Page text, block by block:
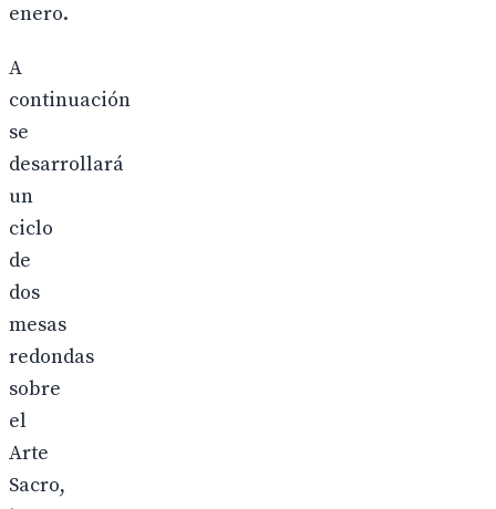
enero.
A
continuación
se
desarrollará
un
ciclo
de
dos
mesas
redondas
sobre
el
Arte
Sacro,